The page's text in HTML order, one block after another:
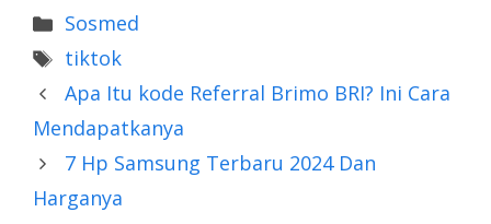
Categories
Sosmed
Tags
tiktok
Apa Itu kode Referral Brimo BRI? Ini Cara
Mendapatkanya
7 Hp Samsung Terbaru 2024 Dan
Harganya